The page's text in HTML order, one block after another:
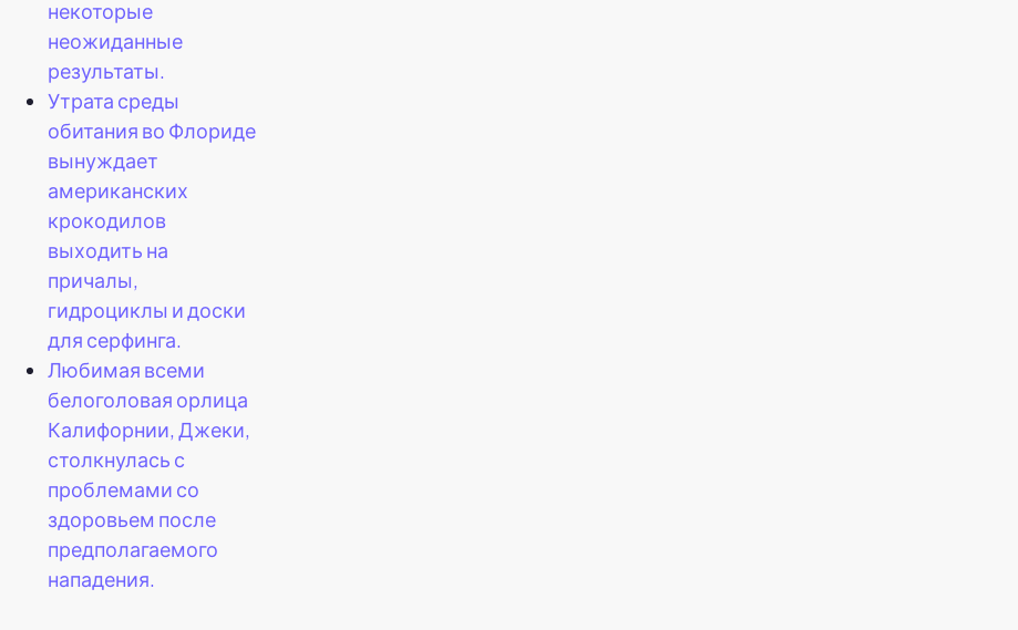
некоторые
неожиданные
результаты.
Утрата среды
обитания во Флориде
вынуждает
американских
крокодилов
выходить на
причалы,
гидроциклы и доски
для серфинга.
Любимая всеми
белоголовая орлица
Калифорнии, Джеки,
столкнулась с
проблемами со
здоровьем после
предполагаемого
нападения.